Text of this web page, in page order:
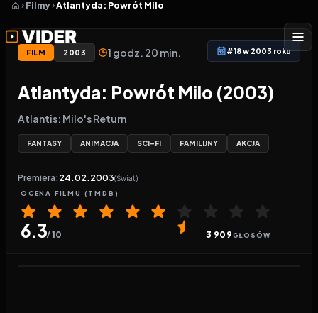
Filmy Atlantyda: Powrót Milo
FILM 2003 1 godz. 20 min. #18 w 2003 roku
Atlantyda: Powrót Milo (2003)
Atlantis: Milo's Return
FANTASY ANIMACJA SCI-FI FAMILIJNY AKCJA
Premiera: 24.02.2003(Świat)
OCENA FILMU (TMDB)
6.3/ 10 3 909GŁOSÓW